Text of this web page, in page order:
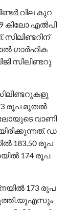
വി​ല കു​റ​
കി​ലോ എ​ൽ​പി​
ഗാ​ർ​ഹി​ക
സി​ലി​ണ്ട​റു​
രൂ​പ മു​ത​ൽ
വാ​ണി​
ഡ​
183.50 രൂ​പ​
174 രൂ​പ​
173 രൂ​പ​